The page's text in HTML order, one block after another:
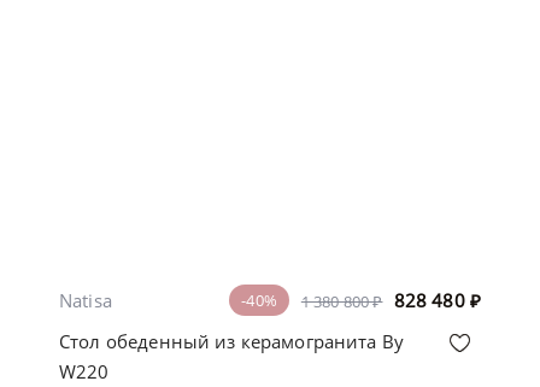
1 380 800 ₽ 828 480 ₽
-40%
Natisa
Стол обеденный из керамогранита By
W220